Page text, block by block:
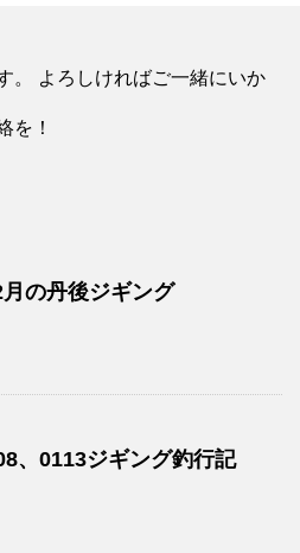
。 よろしければご一緒にいか
を！
の丹後ジギング
、0113ジギング釣行記